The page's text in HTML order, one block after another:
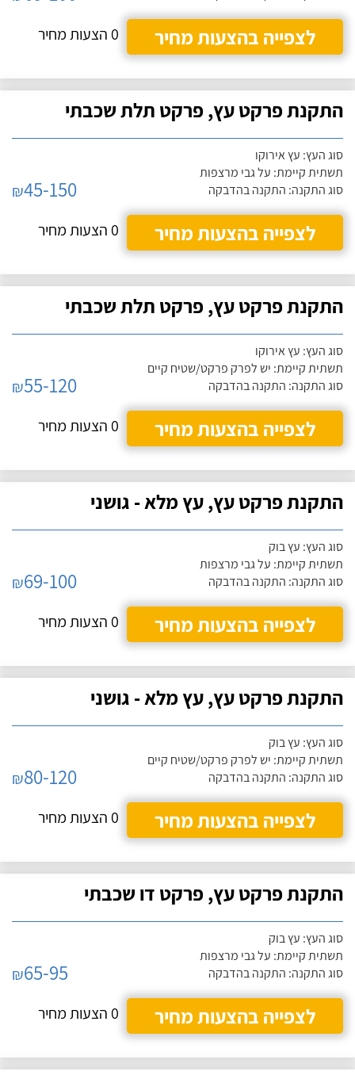
לצפייה בהצעות מחיר
0 הצעות מחיר
התקנת פרקט עץ, פרקט תלת שכבתי
סוג העץ: עץ אירוקו
תשתית קיימת: על גבי מרצפות
סוג התקנה: התקנה בהדבקה
₪45-150
לצפייה בהצעות מחיר
0 הצעות מחיר
התקנת פרקט עץ, פרקט תלת שכבתי
סוג העץ: עץ אירוקו
תשתית קיימת: יש לפרק פרקט/שטיח קיים
סוג התקנה: התקנה בהדבקה
₪55-120
לצפייה בהצעות מחיר
0 הצעות מחיר
התקנת פרקט עץ, עץ מלא - גושני
סוג העץ: עץ בוק
תשתית קיימת: על גבי מרצפות
סוג התקנה: התקנה בהדבקה
₪69-100
לצפייה בהצעות מחיר
0 הצעות מחיר
התקנת פרקט עץ, עץ מלא - גושני
סוג העץ: עץ בוק
תשתית קיימת: יש לפרק פרקט/שטיח קיים
סוג התקנה: התקנה בהדבקה
₪80-120
לצפייה בהצעות מחיר
0 הצעות מחיר
התקנת פרקט עץ, פרקט דו שכבתי
סוג העץ: עץ בוק
תשתית קיימת: על גבי מרצפות
סוג התקנה: התקנה בהדבקה
₪65-95
לצפייה בהצעות מחיר
0 הצעות מחיר